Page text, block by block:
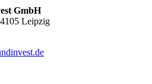
GmbH
Leipzig